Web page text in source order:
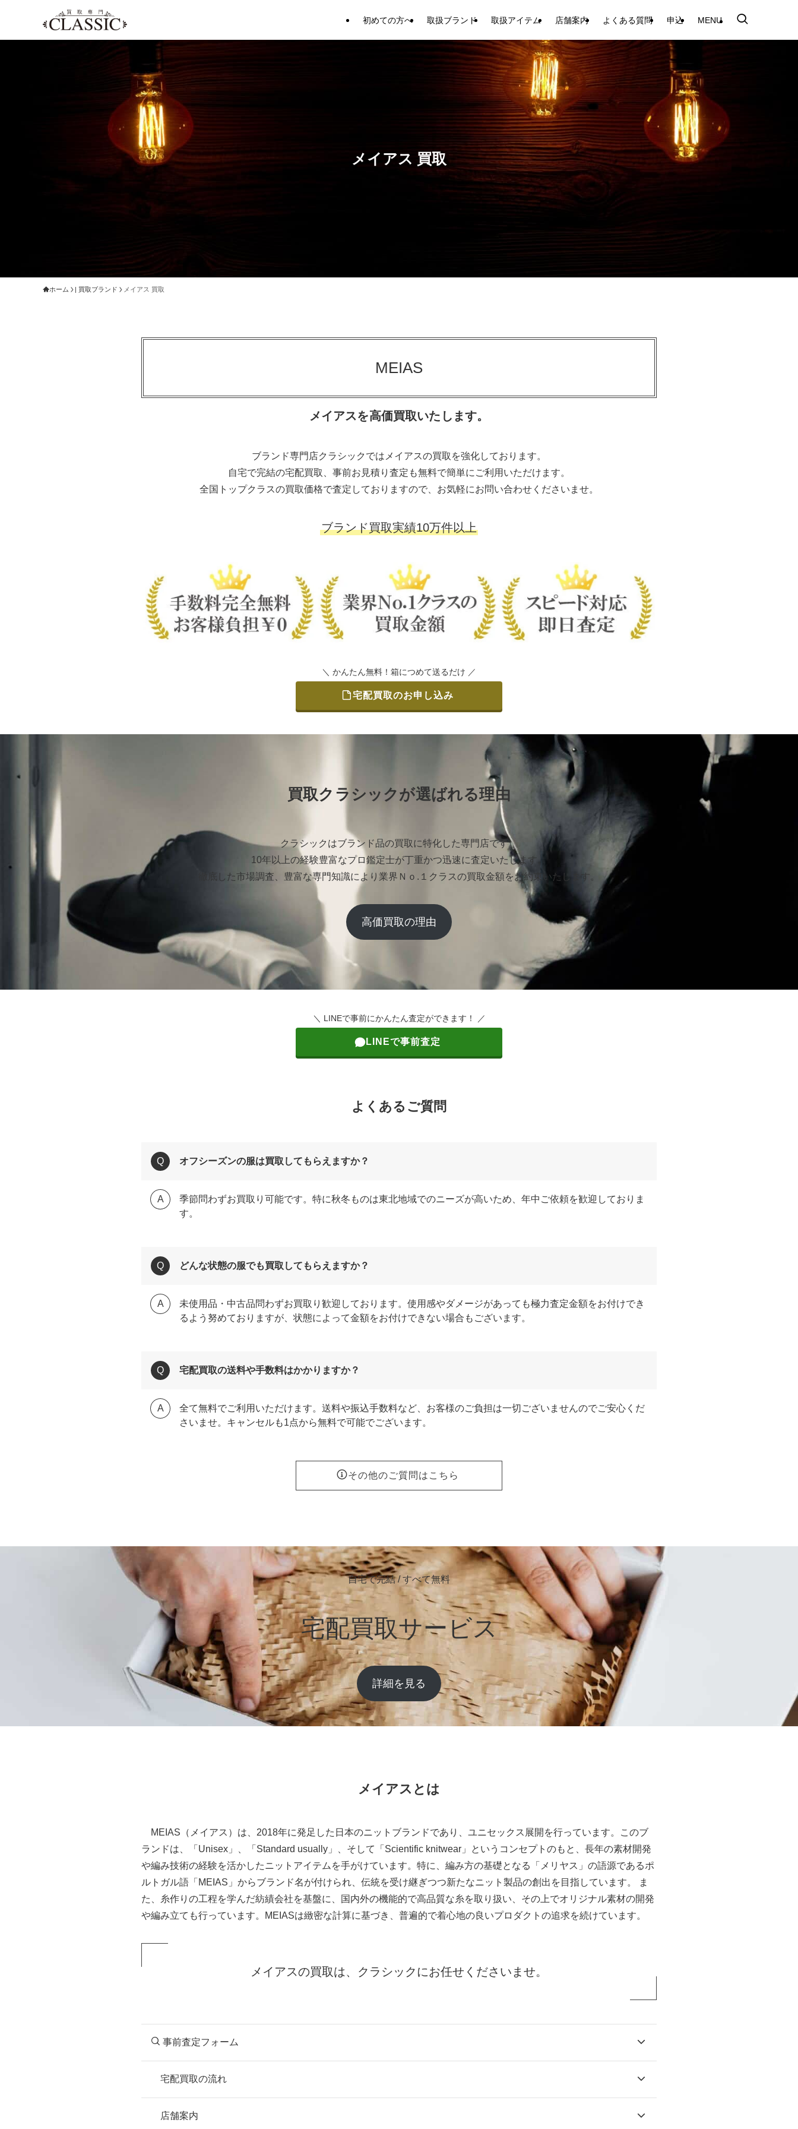
初めての方へ 取扱ブランド 取扱アイテム 店舗案内 よくある質問 申込 MENU
メイアス 買取
ホーム | 買取ブランド メイアス 買取
MEIAS
メイアスを高価買取いたします。
ブランド専門店クラシックではメイアスの買取を強化しております。
自宅で完結の宅配買取、事前お見積り査定も無料で簡単にご利用いただけます。
全国トップクラスの買取価格で査定しておりますので、お気軽にお問い合わせくださいませ。
ブランド買取実績10万件以上
＼ かんたん無料！箱につめて送るだけ ／
宅配買取のお申し込み
買取クラシックが選ばれる理由
クラシックはブランド品の買取に特化した専門店です。
10年以上の経験豊富なプロ鑑定士が丁重かつ迅速に査定いたします。
徹底した市場調査、豊富な専門知識により業界Ｎｏ.１クラスの買取金額をお約束いたします。
高価買取の理由
＼ LINEで事前にかんたん査定ができます！ ／
LINEで事前査定
よくあるご質問
オフシーズンの服は買取してもらえますか？
季節問わずお買取り可能です。特に秋冬ものは東北地域でのニーズが高いため、年中ご依頼を歓迎しておりま
す。
どんな状態の服でも買取してもらえますか？
未使用品・中古品問わずお買取り歓迎しております。使用感やダメージがあっても極力査定金額をお付けでき
るよう努めておりますが、状態によって金額をお付けできない場合もございます。
宅配買取の送料や手数料はかかりますか？
全て無料でご利用いただけます。送料や振込手数料など、お客様のご負担は一切ございませんのでご安心くだ
さいませ。キャンセルも1点から無料で可能でございます。
その他のご質問はこちら
自宅で完結 / すべて無料
宅配買取サービス
詳細を見る
メイアスとは
MEIAS（メイアス）は、2018年に発足した日本のニットブランドであり、ユニセックス展開を行っています。このブ
ランドは、「Unisex」、「Standard usually」、そして「Scientific knitwear」というコンセプトのもと、長年の素材開発
や編み技術の経験を活かしたニットアイテムを手がけています。特に、編み方の基礎となる「メリヤス」の語源であるポ
ルトガル語「MEIAS」からブランド名が付けられ、伝統を受け継ぎつつ新たなニット製品の創出を目指しています。 ま
た、糸作りの工程を学んだ紡績会社を基盤に、国内外の機能的で高品質な糸を取り扱い、その上でオリジナル素材の開発
や編み立ても行っています。MEIASは緻密な計算に基づき、普遍的で着心地の良いプロダクトの追求を続けています。
メイアスの買取は、クラシックにお任せくださいませ。
事前査定フォーム
宅配買取の流れ
お申込み
店舗案内